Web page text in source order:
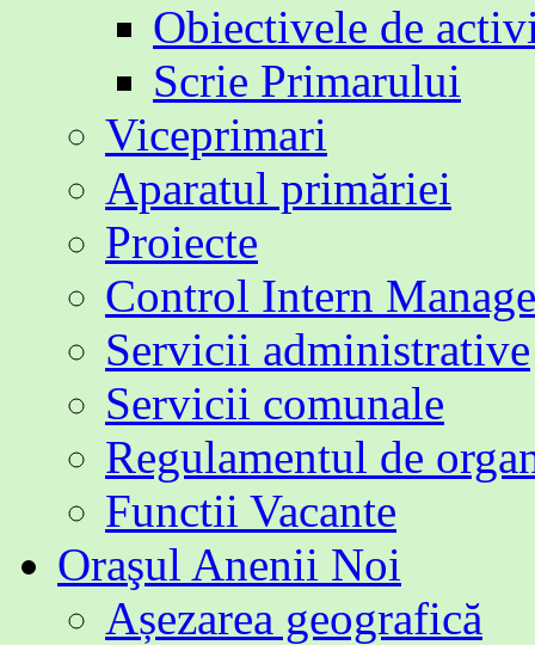
Obiectivele de
Scrie Primarului
Viceprimari
Aparatul primăriei
Proiecte
Control Intern
Servicii administrative
Servicii comunale
Regulamentul de
Functii Vacante
Oraşul Anenii Noi
Așezarea geografică